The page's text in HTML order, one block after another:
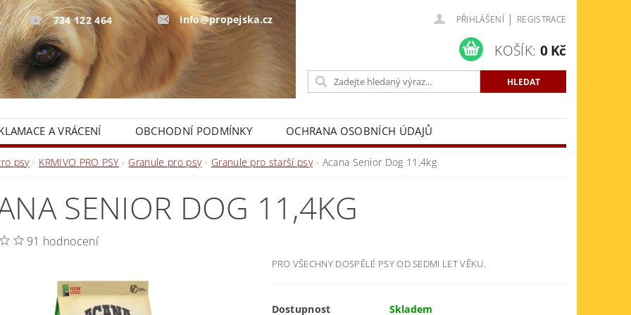
734 122 464 info@propejska.cz PŘIHLÁŠENÍ | REGISTRACE
KOŠÍK: 0 Kč
A VRÁCENÍ OBCHODNÍ PODMÍNKY OCHRANA OSOBNÍCH ÚDAJŮ
psy KRMIVO PRO PSY Granule pro psy Granule pro starší psy Acana Senior Dog 11,4kg
SENIOR DOG 11,4KG
91 hodnocení
PRO VŠECHNY DOSPĚLÉ PSY OD SEDMI LET VĚKU.
Dostupnost Skladem